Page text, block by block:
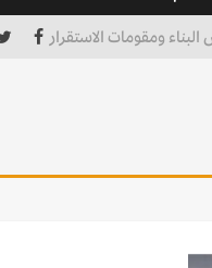
ومقومات الاستقرار